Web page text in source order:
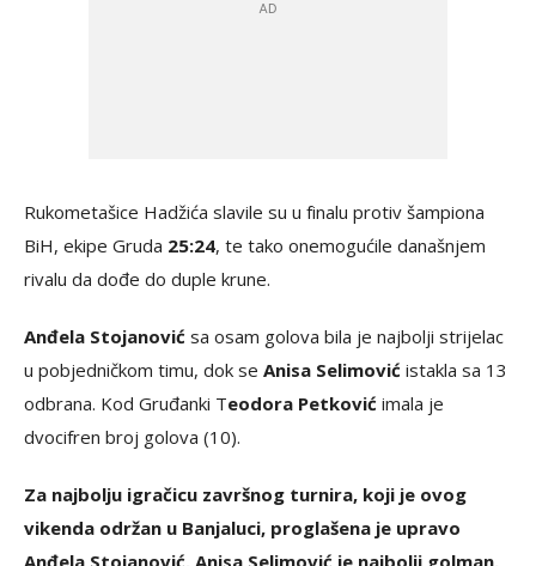
Rukometašice Hadžića slavile su u finalu protiv šampiona
BiH, ekipe Gruda 25:24, te tako onemogućile današnjem
rivalu da dođe do duple krune.
Anđela Stojanović sa osam golova bila je najbolji strijelac
u pobjedničkom timu, dok se Anisa Selimović istakla sa 13
odbrana. Kod Gruđanki Teodora Petković imala je
dvocifren broj golova (10).
Za najbolju igračicu završnog turnira, koji je ovog
vikenda održan u Banjaluci, proglašena je upravo
Anđela Stojanović, Anisa Selimović je najbolji golman,